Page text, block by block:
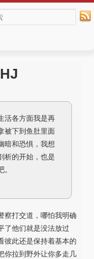
活各方面我是再
被下到鱼肚里面
暗和恐惧，我想
析的开始，也是
察打交道，哪怕我明确
了他们就是没法放过
彼此还是保持着基本的
你拉到野外让你多走几